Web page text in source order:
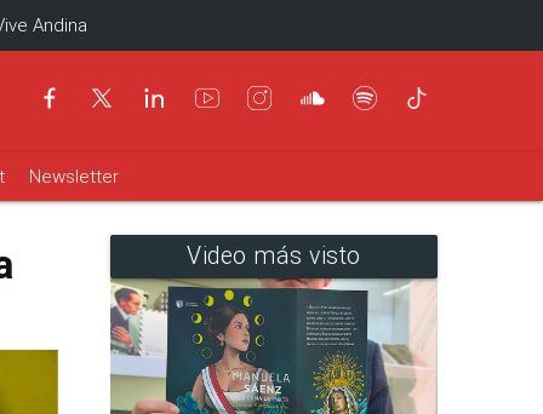
Andina
Newsletter
Video más visto